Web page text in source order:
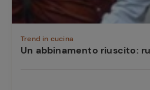
Trend in cucina
Un abbinamento riuscito: